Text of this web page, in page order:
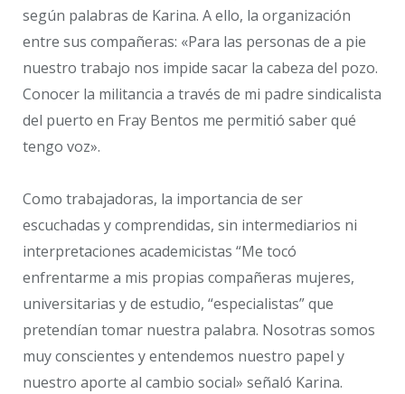
según palabras de Karina. A ello, la organización
entre sus compañeras: «Para las personas de a pie
nuestro trabajo nos impide sacar la cabeza del pozo.
Conocer la militancia a través de mi padre sindicalista
del puerto en Fray Bentos me permitió saber qué
tengo voz».
Como trabajadoras, la importancia de ser
escuchadas y comprendidas, sin intermediarios ni
interpretaciones academicistas “Me tocó
enfrentarme a mis propias compañeras mujeres,
universitarias y de estudio, “especialistas” que
pretendían tomar nuestra palabra. Nosotras somos
muy conscientes y entendemos nuestro papel y
nuestro aporte al cambio social» señaló Karina.